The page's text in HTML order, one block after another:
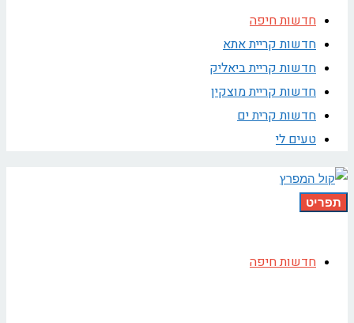
חדשות חיפה
חדשות קריית אתא
חדשות קריית ביאליק
חדשות קריית מוצקין
חדשות קרית ים
טעים לי
תפריט
חדשות חיפה